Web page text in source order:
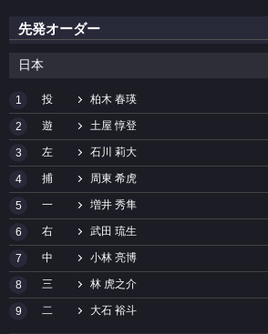
先発オーダー
日本
1 投 柏木 春瑛
2 遊 土屋 惇登
3 左 石川 莉大
4 捕 周東 希虎
5 一 増井 秀隼
6 右 武田 琉生
7 中 小林 亮博
8 三 林 虎之介
9 二 大石 裕斗